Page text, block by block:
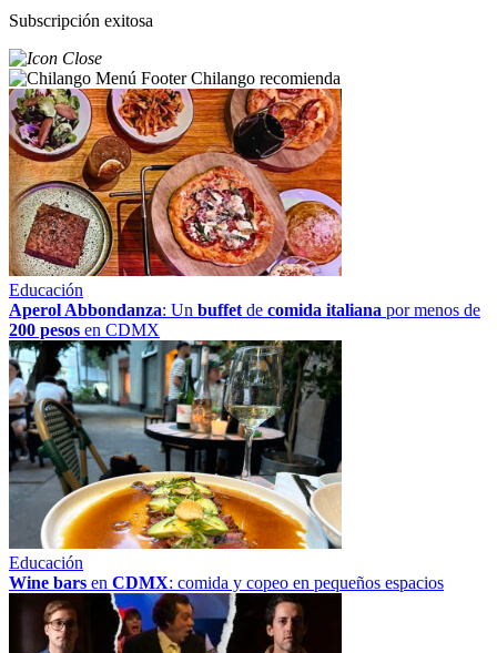
Subscripción exitosa
Chilango recomienda
Educación
Aperol Abbondanza: Un buffet de comida italiana por menos de
200 pesos en CDMX
Educación
Wine bars en CDMX: comida y copeo en pequeños espacios